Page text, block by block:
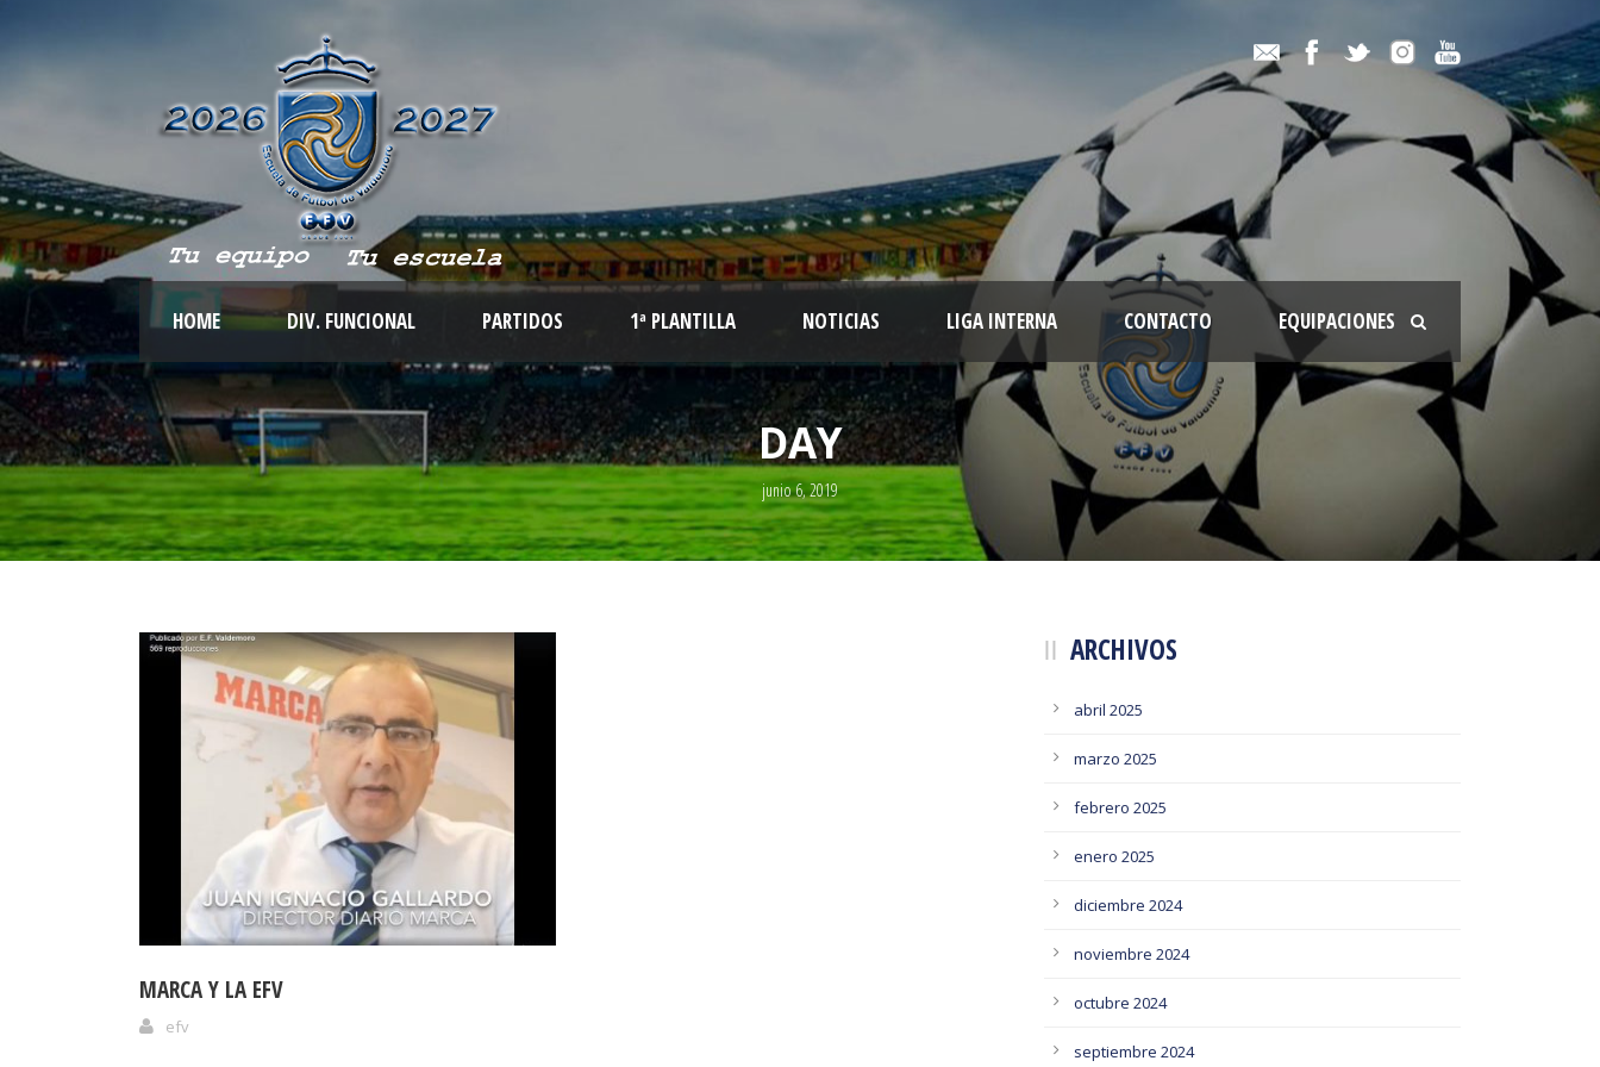
HOME DIV. FUNCIONAL PARTIDOS 1ª PLANTILLA NOTICIAS LIGA INTERNA CONTACTO EQUIPACIONES
DAY
junio 6, 2019
MARCA Y LA EFV
efv
ARCHIVOS
abril 2025
marzo 2025
febrero 2025
enero 2025
diciembre 2024
noviembre 2024
octubre 2024
septiembre 2024